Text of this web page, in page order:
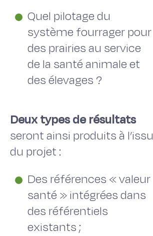
Quel pilotage du
système fourrager pour
des prairies au service
de la santé animale et
des élevages ?
Deux types de résultats
seront ainsi produits à l’issu
du projet :
Des références « valeur
santé » intégrées dans
des référentiels
existants ;